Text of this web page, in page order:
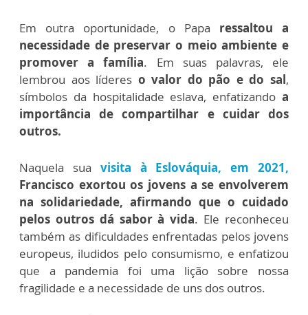
Em outra oportunidade, o Papa ressaltou a
necessidade de preservar o meio ambiente e
promover a família. Em suas palavras, ele
lembrou aos líderes o valor do pão e do sal,
símbolos da hospitalidade eslava, enfatizando a
importância de compartilhar e cuidar dos
outros.
Naquela sua visita à Eslováquia, em 2021,
Francisco exortou os jovens a se envolverem
na solidariedade, afirmando que o cuidado
pelos outros dá sabor à vida. Ele reconheceu
também as dificuldades enfrentadas pelos jovens
europeus, iludidos pelo consumismo, e enfatizou
que a pandemia foi uma lição sobre nossa
fragilidade e a necessidade de uns dos outros.